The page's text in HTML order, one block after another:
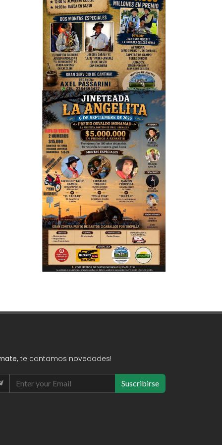
te contamos novedades!
Suscribirse